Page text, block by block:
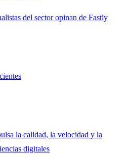
del sector opinan de Fastly
la calidad, la velocidad y la
digitales